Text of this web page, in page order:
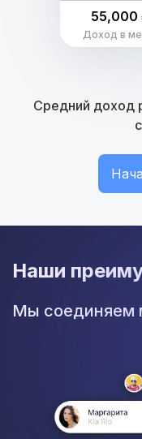
55,000
Доход в
Средний доход
Наши
Мы соединяем